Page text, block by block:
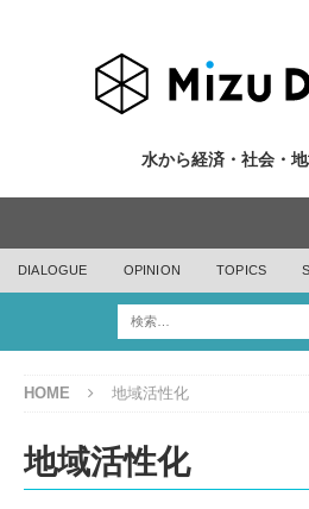
水から経済・社会・
DIALOGUE OPINION TOPICS
HOME 地域活性化
地域活性化